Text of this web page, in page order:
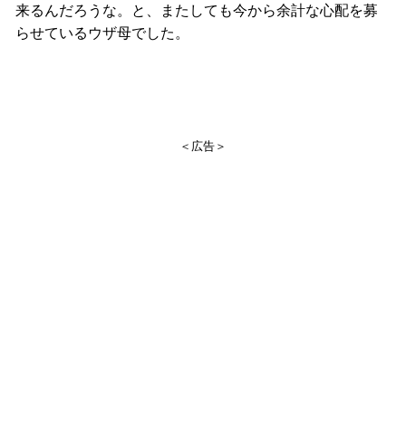
来るんだろうな。と、またしても今から余計な心配を募
らせているウザ母でした。
＜広告＞